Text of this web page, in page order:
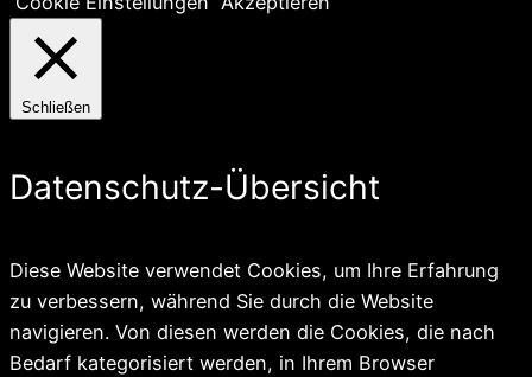
Schließen
Datenschutz-Übersicht
Diese Website verwendet Cookies, um Ihre Erfahrung
zu verbessern, während Sie durch die Website
navigieren. Von diesen werden die Cookies, die nach
Bedarf kategorisiert werden, in Ihrem Browser